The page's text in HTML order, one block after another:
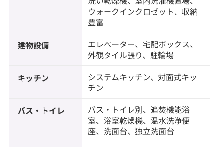
ウォークインクロゼット、収納
豊富
建物設備
エレベーター、宅配ボックス、
外観タイル張り、駐輪場
キッチン
システムキッチン、対面式キッ
チン
バス・トイレ
バス・トイレ別、追焚機能浴
室、浴室乾燥機、温水洗浄便
座、洗面台、独立洗面台